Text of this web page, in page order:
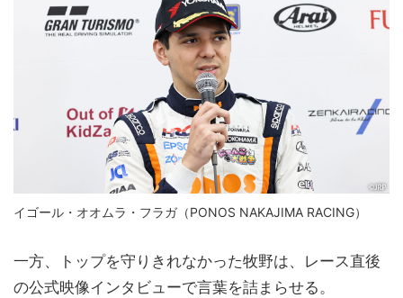
イゴール・オオムラ・フラガ（PONOS NAKAJIMA RACING）
一方、トップを守りきれなかった牧野は、レース直後
の公式映像インタビューで言葉を詰まらせる。